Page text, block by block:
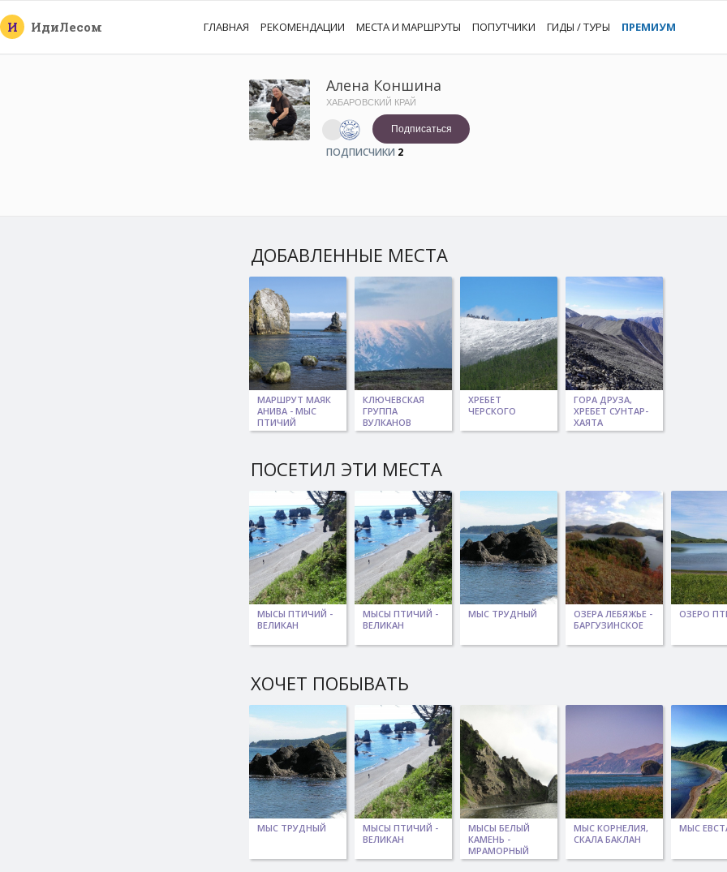
И ИдиЛесом ГЛАВНАЯ РЕКОМЕНДАЦИИ МЕСТА И МАРШРУТЫ ПОПУТЧИКИ ГИДЫ / ТУРЫ ПРЕМИУМ
Алена Коншина
ХАБАРОВСКИЙ КРАЙ
Подписаться
ПОДПИСЧИКИ 2
ДОБАВЛЕННЫЕ МЕСТА
МАРШРУТ МАЯК
АНИВА - МЫС
ПТИЧИЙ
КЛЮЧЕВСКАЯ
ГРУППА
ВУЛКАНОВ
ХРЕБЕТ
ЧЕРСКОГО
ГОРА ДРУЗА,
ХРЕБЕТ СУНТАР-
ХАЯТА
ПОСЕТИЛ ЭТИ МЕСТА
МЫСЫ ПТИЧИЙ -
ВЕЛИКАН
МЫСЫ ПТИЧИЙ -
ВЕЛИКАН
МЫС ТРУДНЫЙ
ОЗЕРА ЛЕБЯЖЬЕ -
БАРГУЗИНСКОЕ
ОЗЕРО
ХОЧЕТ ПОБЫВАТЬ
МЫС ТРУДНЫЙ
МЫСЫ ПТИЧИЙ -
ВЕЛИКАН
МЫСЫ БЕЛЫЙ
КАМЕНЬ -
МРАМОРНЫЙ
МЫС КОРНЕЛИЯ,
СКАЛА БАКЛАН
МЫС